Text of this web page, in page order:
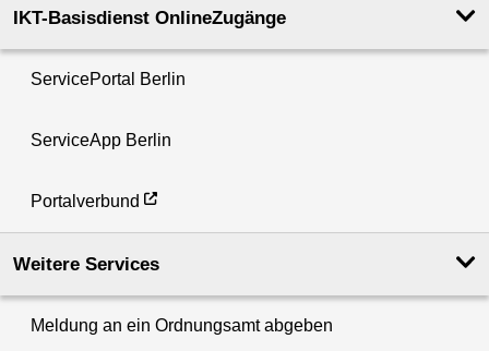
IKT-Basisdienst OnlineZugänge
ServicePortal Berlin
ServiceApp Berlin
Portalverbund
Weitere Services
Meldung an ein Ordnungsamt abgeben